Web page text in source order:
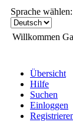
Sprache wählen:
Willkommen
Übersicht
Hilfe
Suchen
Einloggen